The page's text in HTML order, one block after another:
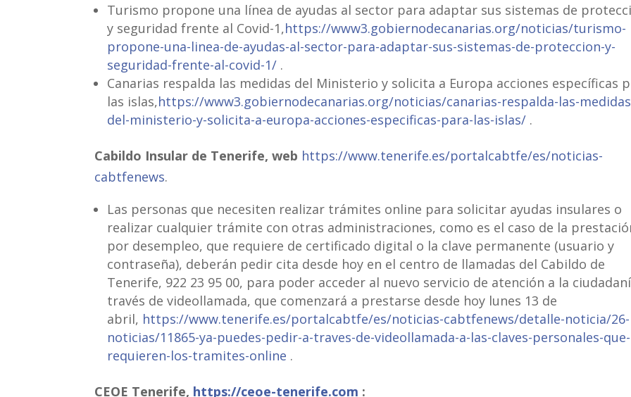
Turismo propone una línea de ayudas al sector para adaptar sus sistemas de
y seguridad frente al Covid-1,https://www3.gobiernodecanarias.org/noticias/turismo-
propone-una-linea-de-ayudas-al-sector-para-adaptar-sus-sistemas-de-proteccion-y-
seguridad-frente-al-covid-1/ .
Canarias respalda las medidas del Ministerio y solicita a Europa acciones específicas
las islas,https://www3.gobiernodecanarias.org/noticias/canarias-respalda-las-
del-ministerio-y-solicita-a-europa-acciones-especificas-para-las-islas/ .
Cabildo Insular de Tenerife, web https://www.tenerife.es/portalcabtfe/es/noticias-
cabtfenews.
Las personas que necesiten realizar trámites online para solicitar ayudas insulares o
realizar cualquier trámite con otras administraciones, como es el caso de la
por desempleo, que requiere de certificado digital o la clave permanente (usuario y
contraseña), deberán pedir cita desde hoy en el centro de llamadas del Cabildo de
Tenerife, 922 23 95 00, para poder acceder al nuevo servicio de atención a la
través de videollamada, que comenzará a prestarse desde hoy lunes 13 de
abril, https://www.tenerife.es/portalcabtfe/es/noticias-cabtfenews/detalle-noticia/26-
noticias/11865-ya-puedes-pedir-a-traves-de-videollamada-a-las-claves-personales-que-
requieren-los-tramites-online .
CEOE Tenerife, https://ceoe-tenerife.com :